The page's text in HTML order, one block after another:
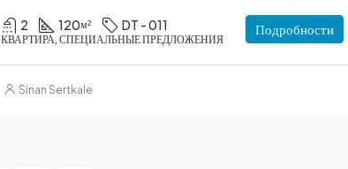
2 120м² DT - 011
КВАРТИРА, СПЕЦИАЛЬНЫЕ ПРЕДЛОЖЕНИЯ
Подробности
Sinan Sertkale